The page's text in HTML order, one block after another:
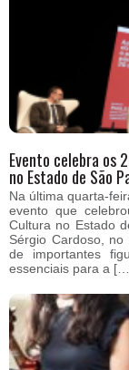
Evento celebra os
no Estado de São
Na última quarta-
evento que
Cultura no Estado
Sérgio Cardoso,
de importantes
essenciais para a